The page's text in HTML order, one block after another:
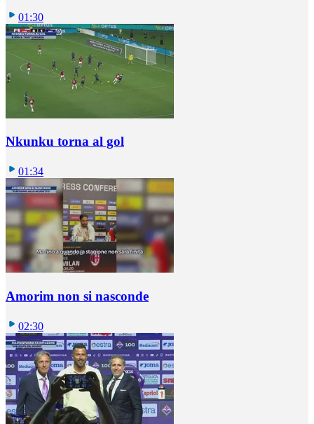
01:30
Nkunku torna al gol
01:34
Amorim non si nasconde
02:30